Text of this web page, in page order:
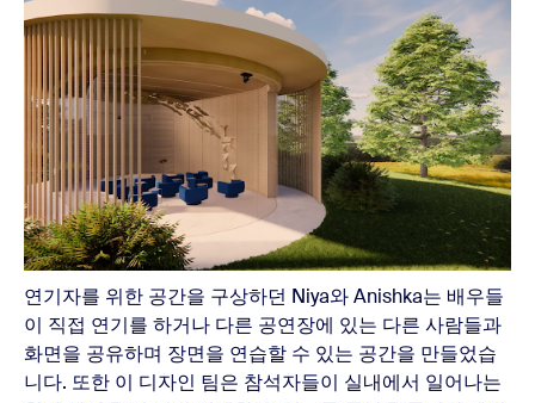
연기자를 위한 공간을 구상하던 Niya와 Anishka는 배우들
이 직접 연기를 하거나 다른 공연장에 있는 다른 사람들과
화면을 공유하며 장면을 연습할 수 있는 공간을 만들었습
니다. 또한 이 디자인 팀은 참석자들이 실내에서 일어나는